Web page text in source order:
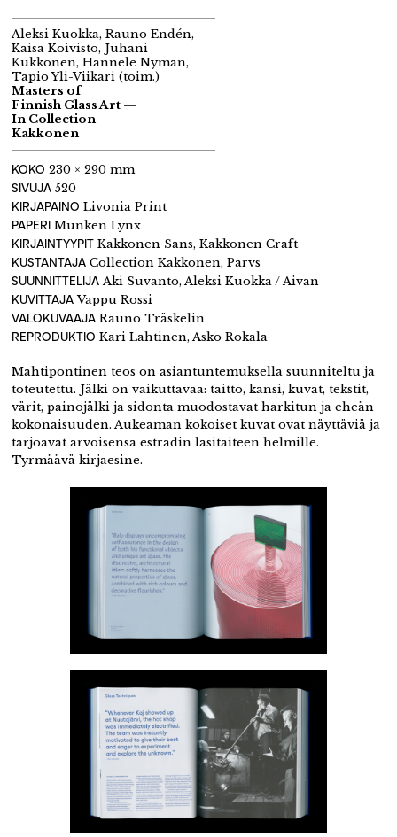
Aleksi Kuokka, Rauno Endén,
Kaisa Koivisto, Juhani
Kukkonen, Hannele Nyman,
Tapio Yli-Viikari (toim.)
Masters of
Finnish Glass Art —
In Collection
Kakkonen
KOKO 230 × 290 mm
SIVUJA 520
KIRJAPAINO Livonia Print
PAPERI Munken Lynx
KIRJAINTYYPIT Kakkonen Sans, Kakkonen Craft
KUSTANTAJA Collection Kakkonen, Parvs
SUUNNITTELIJA Aki Suvanto, Aleksi Kuokka / Aivan
KUVITTAJAVappu Rossi
VALOKUVAAJA Rauno Träskelin
REPRODUKTIO Kari Lahtinen, Asko Rokala
Mahtipontinen teos on asiantuntemuksella suunniteltu ja
toteutettu. Jälki on vaikuttavaa: taitto, kansi, kuvat, tekstit,
värit, painojälki ja sidonta muodostavat harkitun ja eheän
kokonaisuuden. Aukeaman kokoiset kuvat ovat näyttäviä ja
tarjoavat arvoisensa estradin lasitaiteen helmille.
Tyrmäävä kirjaesine.